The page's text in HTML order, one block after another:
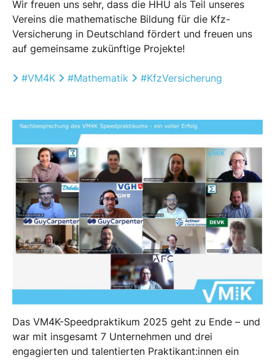
Wir freuen uns sehr, dass die HHU als Teil unseres
Vereins die mathematische Bildung für die Kfz-
Versicherung in Deutschland fördert und freuen uns
auf gemeinsame zukünftige Projekte!
Hashtag
#VM4K Hashtag
#Mathematik Hashtag
#KfzVersicherung
Das VM4K-Speedpraktikum 2025 geht zu Ende – und
war mit insgesamt 7 Unternehmen und drei
engagierten und talentierten Praktikant:innen ein